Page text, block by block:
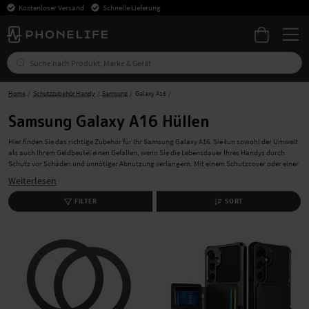
Kostenloser Versand Schnelle Lieferung
Home Schutzzubehör Handy Samsung Galaxy A16
Samsung Galaxy A16 Hüllen
Hier finden Sie das richtige Zubehör für Ihr Samsung Galaxy A16. Sie tun sowohl der Umwelt
als auch Ihrem Geldbeutel einen Gefallen, wenn Sie die Lebensdauer Ihres Handys durch
Schutz vor Schäden und unnötiger Abnutzung verlängern. Mit einem Schutzcover oder einer
einen vollständigen Schutz Ihres Samsung Galaxy A16. Bei PhoneLife kaufen Sie Zubehör
schnell, bequem und mit kostenlosem Versand!
unserem breiten Sortiment an Handyhüllen finden Sie die passende Hülle für Ihr Telefon.
Egal, ob Sie in anspruchsvollen Umgebungen arbeiten und eine Hülle mit hohem
Schutzfaktor wünschen oder eine minimalistische Hülle suchen, bei uns werden Sie fündig.
Wenn Sie eine Hülle suchen, die es Ihnen ermöglicht, Ihre Brieftasche zu Hause lassen, wenn
Sie nur ein paar Karten mitnehmen müssen, schauen Sie sich unsere Hüllen mit
Kartenfächern für Ihr Samsung Galaxy A16 an. Schützen Sie Ihre Privatsphäre und Ihre
Weiterlesen
FILTER SORT